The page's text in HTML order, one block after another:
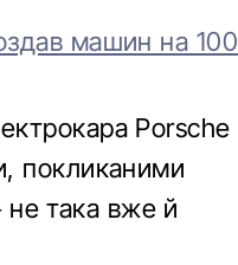
машин на 100
Porsche
покликаними
не така вже й